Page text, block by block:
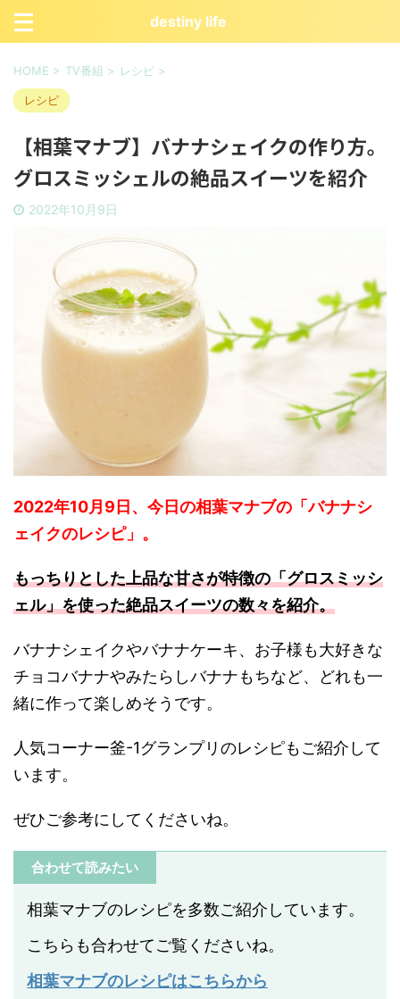
destiny life
HOME > TV番組 > レシピ >
レシピ
【相葉マナブ】バナナシェイクの作り方。
グロスミッシェルの絶品スイーツを紹介
2022年10月9日
2022年10月9日、今日の相葉マナブの「バナナシ
ェイクのレシピ」。
もっちりとした上品な甘さが特徴の「グロスミッシ
ェル」を使った絶品スイーツの数々を紹介。
バナナシェイクやバナナケーキ、お子様も大好きな
チョコバナナやみたらしバナナもちなど、どれも一
緒に作って楽しめそうです。
人気コーナー釜-1グランプリのレシピもご紹介して
います。
ぜひご参考にしてくださいね。
合わせて読みたい
相葉マナブのレシピを多数ご紹介しています。
こちらも合わせてご覧くださいね。
相葉マナブのレシピはこちらから